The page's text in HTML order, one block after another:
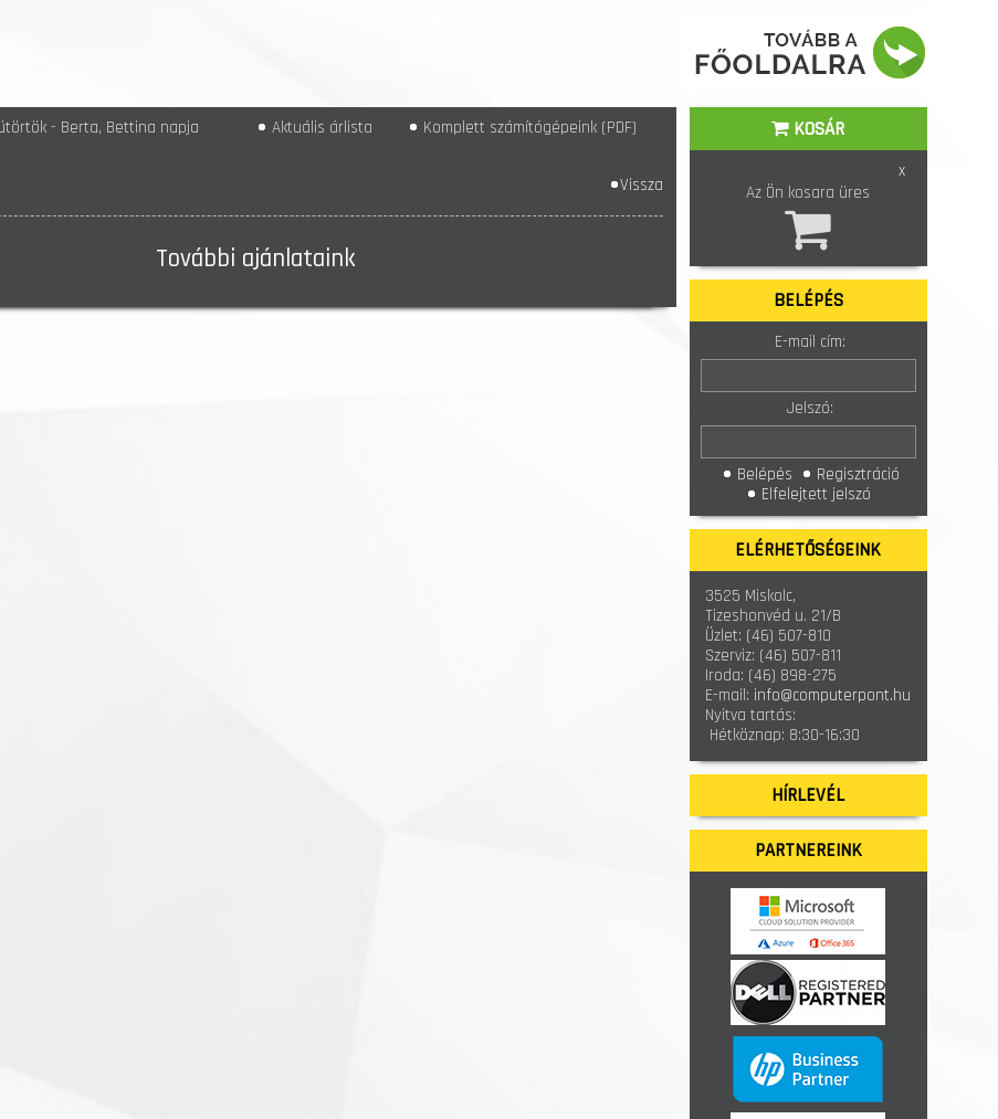
- Berta, Bettina napja Aktuális árlista Komplett számítógépeink (PDF)
Vissza
További ajánlataink
KOSÁR
x
Az Ön kosara üres
BELÉPÉS
E-mail cím:
Jelszó:
Belépés
Regisztráció
Elfelejtett jelszó
ELÉRHETŐSÉGEINK
3525 Miskolc,
Tizeshonvéd u. 21/B
Üzlet: (46) 507-810
Szerviz: (46) 507-811
Iroda: (46) 898-275
E-mail: info@computerpont.hu
Nyitva tartás:
Hétköznap: 8:30-16:30
HÍRLEVÉL
PARTNEREINK